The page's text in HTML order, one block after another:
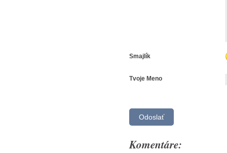
Smajlík
Tvoje Meno
Komentáre: